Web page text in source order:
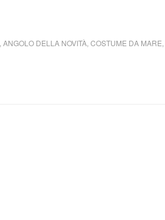
,ANGOLO DELLA NOVITÀ ,COSTUME DA MARE